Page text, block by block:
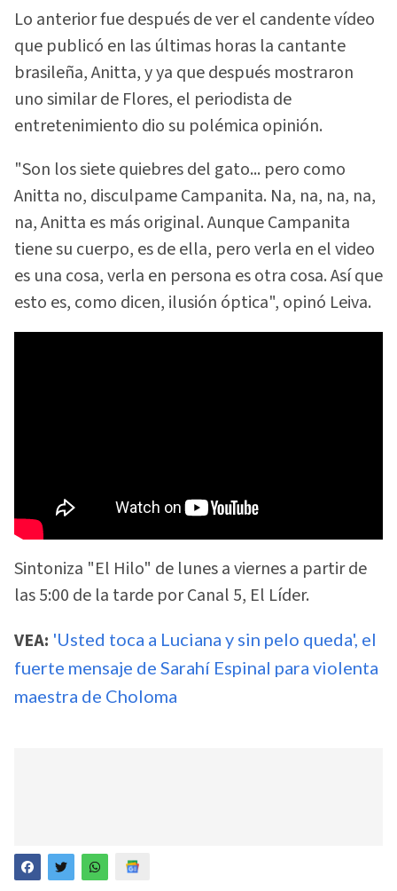
Lo anterior fue después de ver el candente vídeo
que publicó en las últimas horas la cantante
brasileña, Anitta, y ya que después mostraron
uno similar de Flores, el periodista de
entretenimiento dio su polémica opinión.
"Son los siete quiebres del gato... pero como
Anitta no, disculpame Campanita. Na, na, na, na,
na, Anitta es más original. Aunque Campanita
tiene su cuerpo, es de ella, pero verla en el video
es una cosa, verla en persona es otra cosa. Así que
esto es, como dicen, ilusión óptica", opinó Leiva.
Sintoniza "El Hilo" de lunes a viernes a partir de
las 5:00 de la tarde por Canal 5, El Líder.
VEA: 'Usted toca a Luciana y sin pelo queda', el
fuerte mensaje de Sarahí Espinal para violenta
maestra de Choloma